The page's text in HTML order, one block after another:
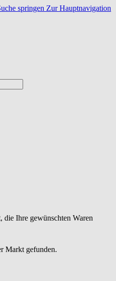
springen Zur Hauptnavigation
die Ihre gewünschten Waren
Markt gefunden.